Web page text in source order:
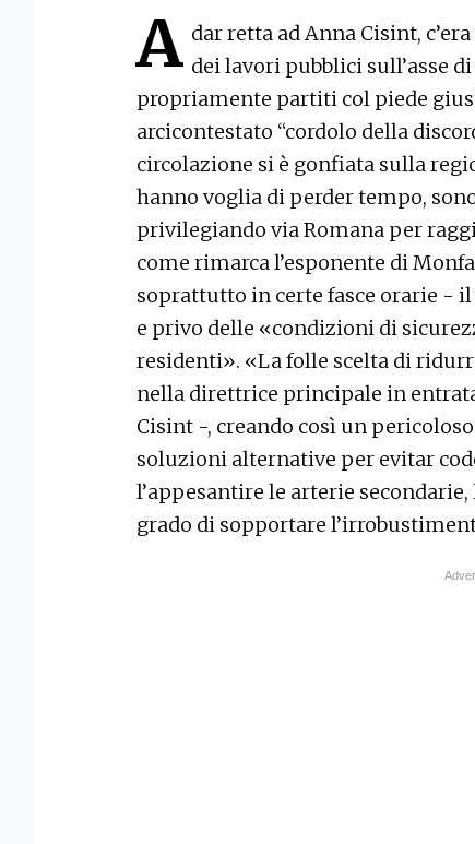
A dar retta ad Anna Cisint,
dei lavori pubblici sull’asse
propriamente partiti col piede
arcicontestato “cordolo della
circolazione si è gonfiata sulla
hanno voglia di perder tempo,
privilegiando via Romana per
come rimarca l’esponente di
soprattutto in certe fasce orarie -
e privo delle «condizioni di
residenti». «La folle scelta di
nella direttrice principale in
Cisint -, creando così un
soluzioni alternative per evitar
l’appesantire le arterie
grado di sopportare